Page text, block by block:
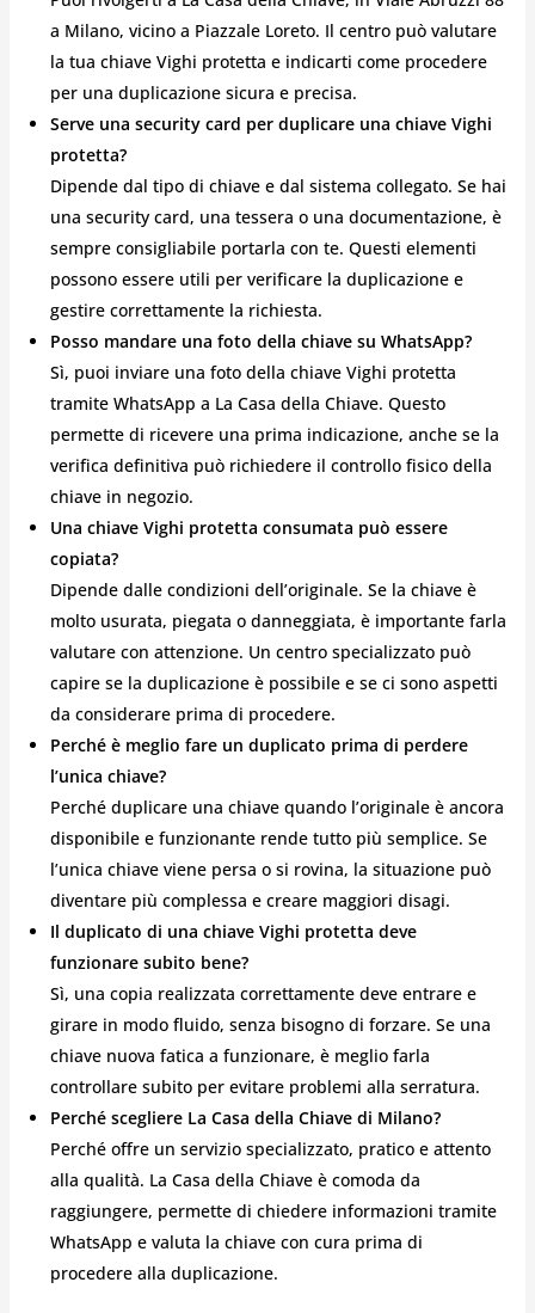
a Milano, vicino a Piazzale Loreto. Il centro può valutare
la tua chiave Vighi protetta e indicarti come procedere
per una duplicazione sicura e precisa.
Serve una security card per duplicare una chiave Vighi
protetta?
Dipende dal tipo di chiave e dal sistema collegato. Se hai
una security card, una tessera o una documentazione, è
sempre consigliabile portarla con te. Questi elementi
possono essere utili per verificare la duplicazione e
gestire correttamente la richiesta.
Posso mandare una foto della chiave su WhatsApp?
Sì, puoi inviare una foto della chiave Vighi protetta
tramite WhatsApp a La Casa della Chiave. Questo
permette di ricevere una prima indicazione, anche se la
verifica definitiva può richiedere il controllo fisico della
chiave in negozio.
Una chiave Vighi protetta consumata può essere
copiata?
Dipende dalle condizioni dell’originale. Se la chiave è
molto usurata, piegata o danneggiata, è importante farla
valutare con attenzione. Un centro specializzato può
capire se la duplicazione è possibile e se ci sono aspetti
da considerare prima di procedere.
Perché è meglio fare un duplicato prima di perdere
l’unica chiave?
Perché duplicare una chiave quando l’originale è ancora
disponibile e funzionante rende tutto più semplice. Se
l’unica chiave viene persa o si rovina, la situazione può
diventare più complessa e creare maggiori disagi.
Il duplicato di una chiave Vighi protetta deve
funzionare subito bene?
Sì, una copia realizzata correttamente deve entrare e
girare in modo fluido, senza bisogno di forzare. Se una
chiave nuova fatica a funzionare, è meglio farla
controllare subito per evitare problemi alla serratura.
Perché scegliere La Casa della Chiave di Milano?
Perché offre un servizio specializzato, pratico e attento
alla qualità. La Casa della Chiave è comoda da
raggiungere, permette di chiedere informazioni tramite
WhatsApp e valuta la chiave con cura prima di
procedere alla duplicazione.